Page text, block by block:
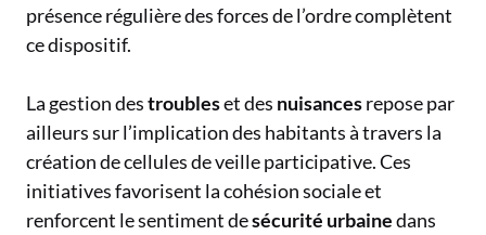
présence régulière des forces de l’ordre complètent
ce dispositif.
La gestion destroubleset des nuisancesrepose par
ailleurs sur l’implication des habitants à travers la
création de cellules de veille participative. Ces
initiatives favorisent la cohésion sociale et
renforcent le sentiment desécurité urbainedans